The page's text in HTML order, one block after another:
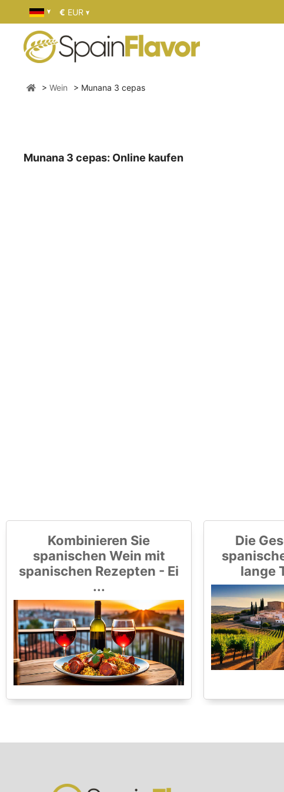
Munana 3 cepas: Online kaufen
Kombinieren Sie
spanischen Wein mit
spanischen Rezepten - Ei
...
Die
lange
€ EUR
Wein Munana 3 cepas